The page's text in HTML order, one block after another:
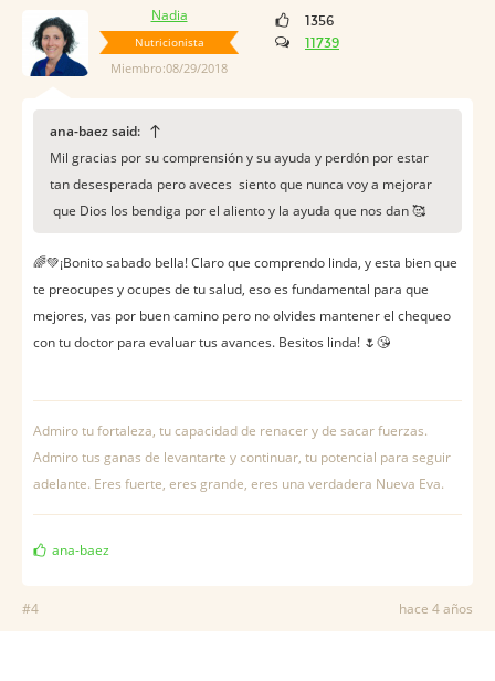
Nadia
Nutricionista
Miembro:08/29/2018
1356
11739
ana-baez said:
Mil gracias por su comprensión y su ayuda y perdón por estar
tan desesperada pero aveces siento que nunca voy a mejorar
que Dios los bendiga por el aliento y la ayuda que nos dan 🥰
🌈💚¡Bonito sabado bella! Claro que comprendo linda, y esta bien que
te preocupes y ocupes de tu salud, eso es fundamental para que
mejores, vas por buen camino pero no olvides mantener el chequeo
con tu doctor para evaluar tus avances. Besitos linda! 🌷😘
Admiro tu fortaleza, tu capacidad de renacer y de sacar fuerzas.
Admiro tus ganas de levantarte y continuar, tu potencial para seguir
adelante. Eres fuerte, eres grande, eres una verdadera Nueva Eva.
ana-baez
#4 hace 4 años